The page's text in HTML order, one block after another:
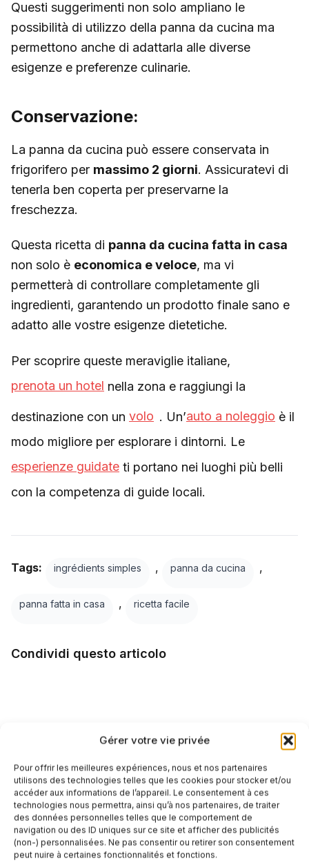
Gérer votre vie privée
Pour offrir les meilleures expériences, nous et nos partenaires
utilisons des technologies telles que les cookies pour stocker et/ou
accéder aux informations de l’appareil. Le consentement à ces
technologies nous permettra, ainsi qu’à nos partenaires, de traiter
des données personnelles telles que le comportement de
navigation ou des ID uniques sur ce site et afficher des publicités
(non-) personnalisées. Ne pas consentir ou retirer son consentement
peut nuire à certaines fonctionnalités et fonctions.
Questi suggerimenti non solo ampliano le
possibilità di utilizzo della panna da cucina ma
permettono anche di adattarla alle diverse
esigenze e preferenze culinarie.
Conservazione:
La panna da cucina può essere conservata in
frigorifero per massimo 2 giorni. Assicuratevi di
tenerla ben coperta per preservarne la
freschezza.
Questa ricetta di panna da cucina fatta in casa
non solo è economica e veloce, ma vi
permetterà di controllare completamente gli
ingredienti, garantendo un prodotto finale sano e
adatto alle vostre esigenze dietetiche.
Per scoprire queste meraviglie italiane,
prenota un hotel nella zona e raggiungi la
destinazione con un volo . Un’auto a noleggio è il
modo migliore per esplorare i dintorni. Le
esperienze guidate ti portano nei luoghi più belli
con la competenza di guide locali.
Tags: ingrédients simples , panna da cucina ,
panna fatta in casa , ricetta facile
Condividi questo articolo
LinkedIn
WhatsApp
SCRITTO DA